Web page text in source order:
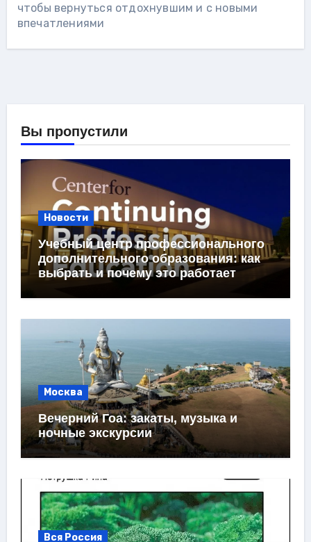
чтобы вернуться отдохнувшим и с новыми
впечатлениями
Вы пропустили
Новости
Учебный центр профессионального
дополнительного образования: как
выбрать и почему это работает
Москва
Вечерний Гоа: закаты, музыка и
ночные экскурсии
Вся Россия